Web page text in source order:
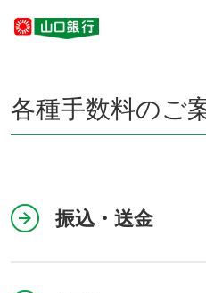
各種手数料のご
振込・送金